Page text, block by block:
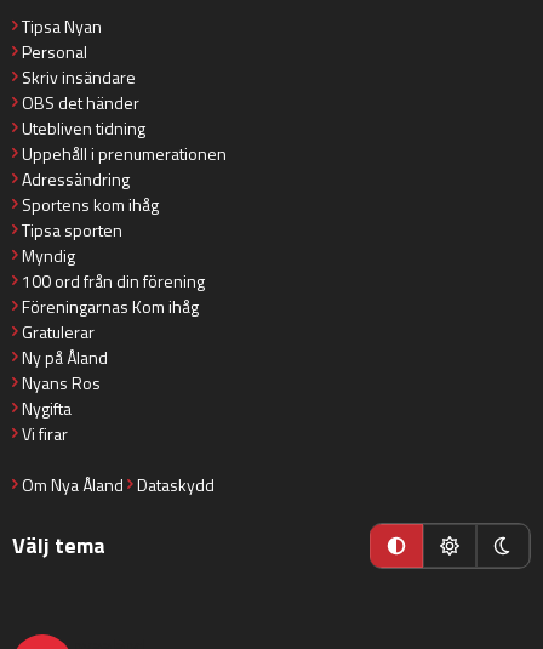
Tipsa Nyan
Personal
Skriv insändare
OBS det händer
Utebliven tidning
Uppehåll i prenumerationen
Adressändring
Sportens kom ihåg
Tipsa sporten
Myndig
100 ord från din förening
Föreningarnas Kom ihåg
Gratulerar
Ny på Åland
Nyans Ros
Nygifta
Vi firar
Om Nya Åland Dataskydd
Välj tema